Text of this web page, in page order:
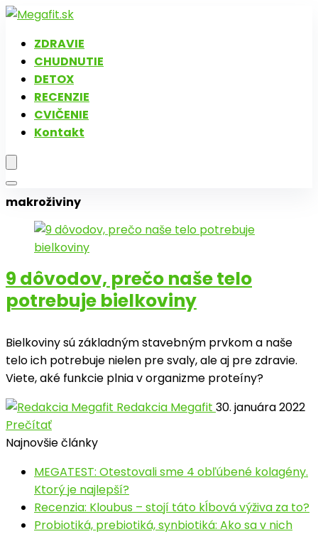
ZDRAVIE
CHUDNUTIE
DETOX
RECENZIE
CVIČENIE
Kontakt
makroživiny
9 dôvodov, prečo naše telo
potrebuje bielkoviny
Bielkoviny sú základným stavebným prvkom a naše
telo ich potrebuje nielen pre svaly, ale aj pre zdravie.
Viete, aké funkcie plnia v organizme proteíny?
Redakcia Megafit 30. januára 2022
Prečítať
Najnovšie články
MEGATEST: Otestovali sme 4 obľúbené kolagény.
Ktorý je najlepší?
Recenzia: Kloubus – stojí táto kĺbová výživa za to?
Probiotiká, prebiotiká, synbiotiká: Ako sa v nich